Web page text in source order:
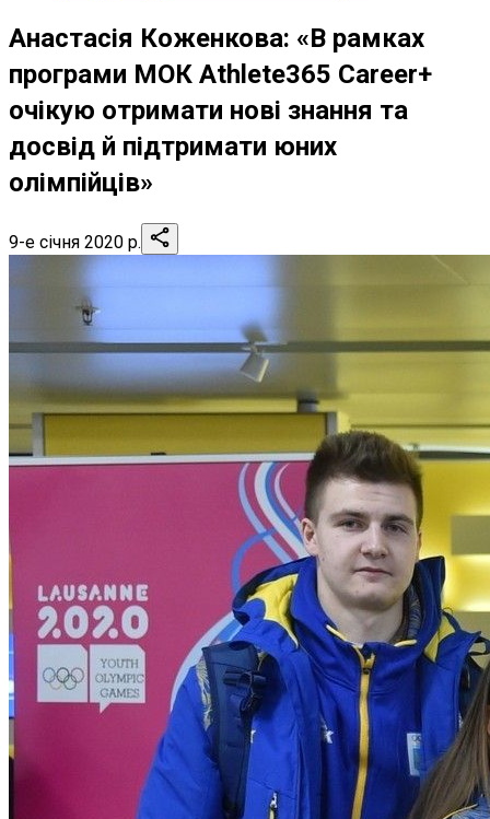
Анастасія Коженкова: «В рамках
програми МОК Athlete365 Career+
очікую отримати нові знання та
досвід й підтримати юних
олімпійців»
9-е січня 2020 р.